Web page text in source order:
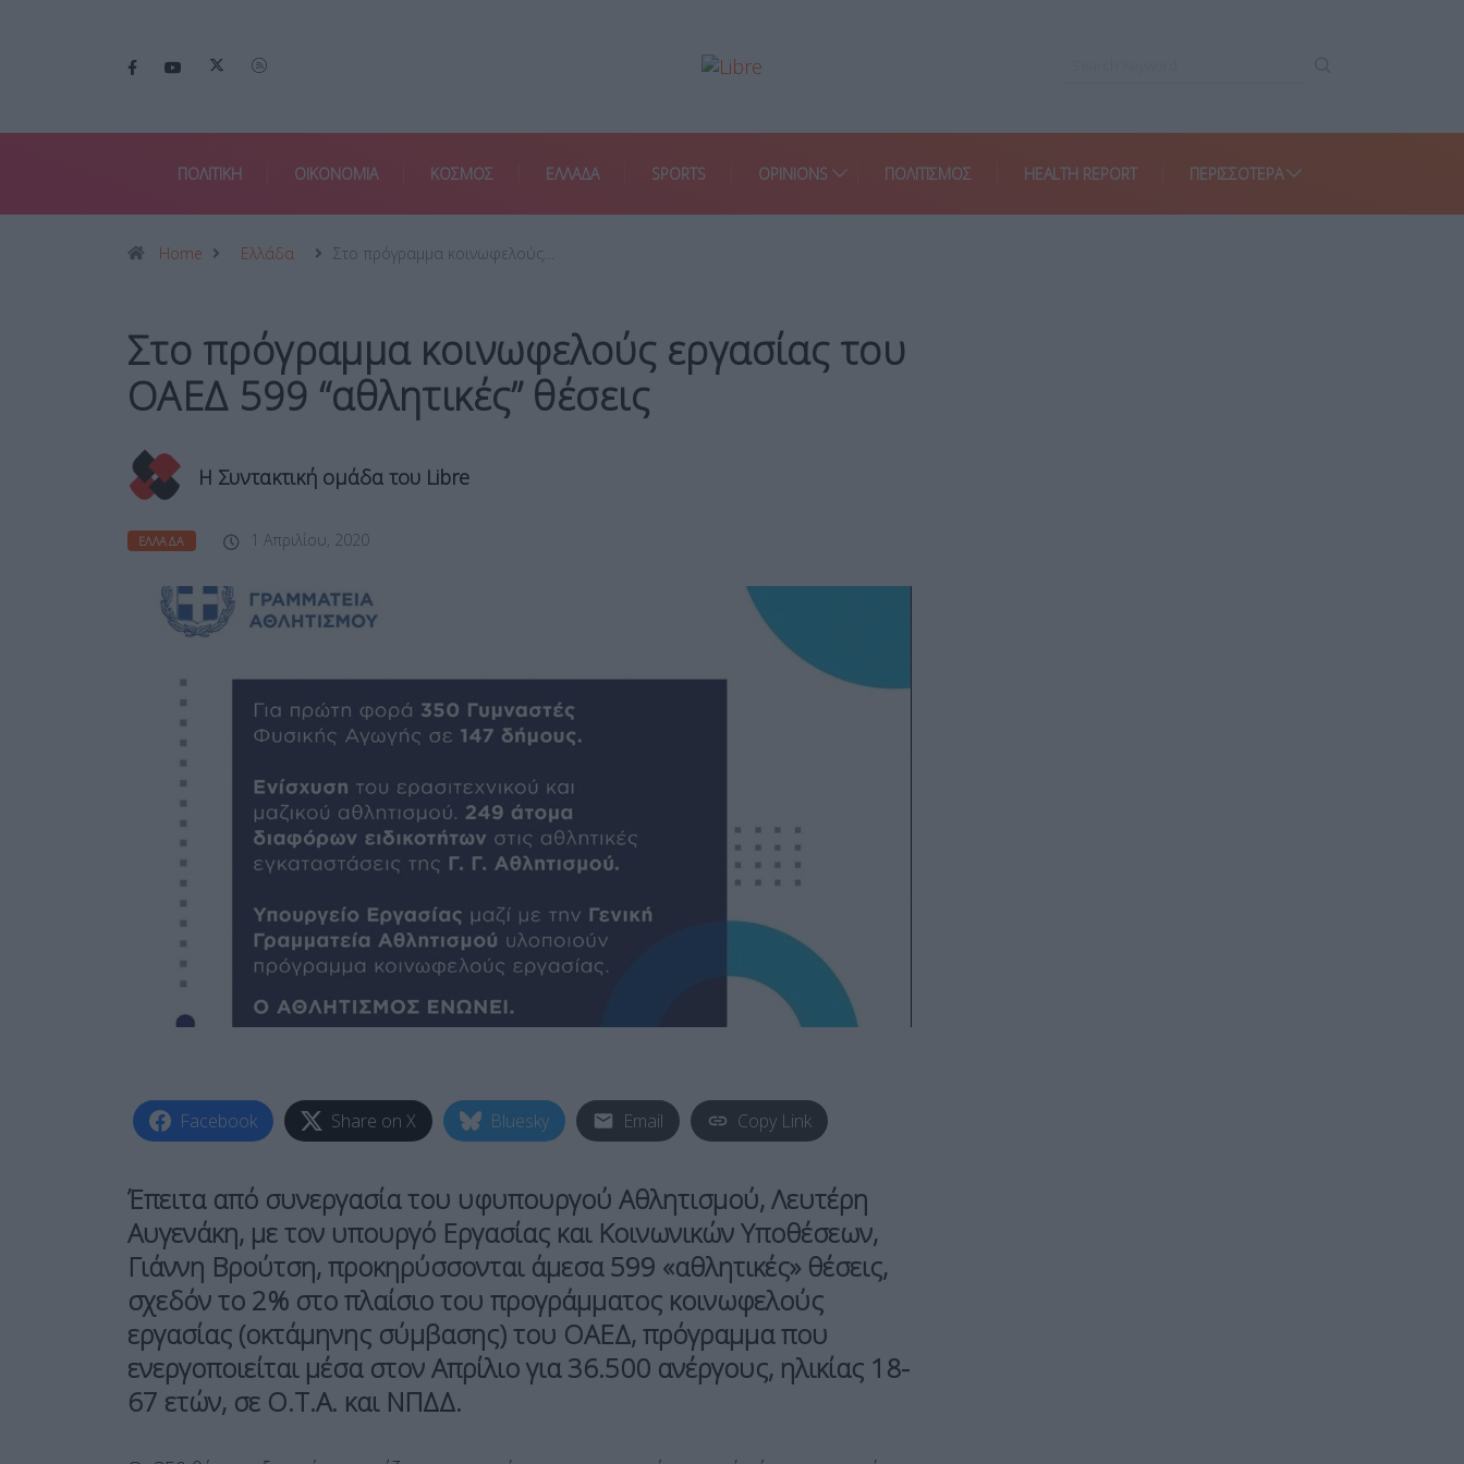
ΠΟΛΙΤΙΚΗ ΟΙΚΟΝΟΜΙΑ ΚΟΣΜΟΣ ΕΛΛΑΔΑ SPORTS OPINIONS ΠΟΛΙΤΙΣΜΟΣ HEALTH REPORT ΠΕΡΙΣΣΌΤΕΡΑ
Home Ελλάδα Στο πρόγραμμα κοινωφελούς…
Στο πρόγραμμα κοινωφελούς εργασίας του
ΟΑΕΔ 599 “αθλητικές” θέσεις
Η Συντακτική ομάδα του Libre
ΕΛΛΆΔΑ 1 Απριλίου, 2020
Facebook Share on X Bluesky Email Copy Link
Έπειτα από συνεργασία του υφυπουργού Αθλητισμού, Λευτέρη
Αυγενάκη, με τον υπουργό Εργασίας και Κοινωνικών Υποθέσεων,
Γιάννη Βρούτση, προκηρύσσονται άμεσα 599 «αθλητικές» θέσεις,
σχεδόν το 2% στο πλαίσιο του προγράμματος κοινωφελούς
εργασίας (οκτάμηνης σύμβασης) του ΟΑΕΔ, πρόγραμμα που
ενεργοποιείται μέσα στον Απρίλιο για 36.500 ανέργους, ηλικίας 18-
67 ετών, σε Ο.Τ.Α. και ΝΠΔΔ.